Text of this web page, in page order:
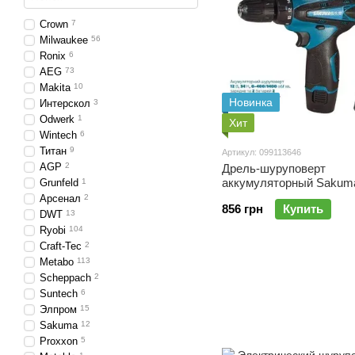
Новинка
Хит
Артикул: 099113646
Дрель-шуруповерт
аккумуляторный
CDC212M SET (12В,
23 ед., зарядное и 2
856 грн Купить
Crown 7
Milwaukee 56
Ronix 6
AEG 73
Makita 10
Интерскол 3
Odwerk 1
Wintech 6
Титан 9
AGP 2
Grunfeld 1
Арсенал 2
DWT 13
Ryobi 104
Craft-Tec 2
Metabo 113
Scheppach 2
Suntech 6
Элпром 15
Sakuma 12
Proxxon 5